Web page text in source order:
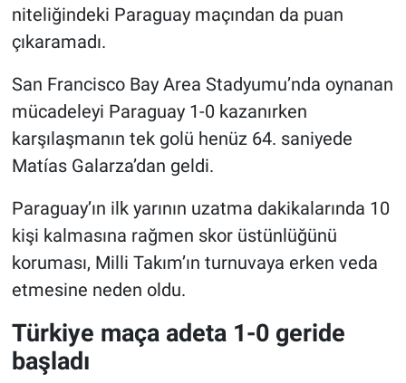
niteliğindeki Paraguay maçından da puan
çıkaramadı.
San Francisco Bay Area Stadyumu’nda oynanan
mücadeleyi Paraguay 1-0 kazanırken
karşılaşmanın tek golü henüz 64. saniyede
Matías Galarza’dan geldi.
Paraguay’ın ilk yarının uzatma dakikalarında 10
kişi kalmasına rağmen skor üstünlüğünü
koruması, Milli Takım’ın turnuvaya erken veda
etmesine neden oldu.
Türkiye maça adeta 1-0 geride
başladı